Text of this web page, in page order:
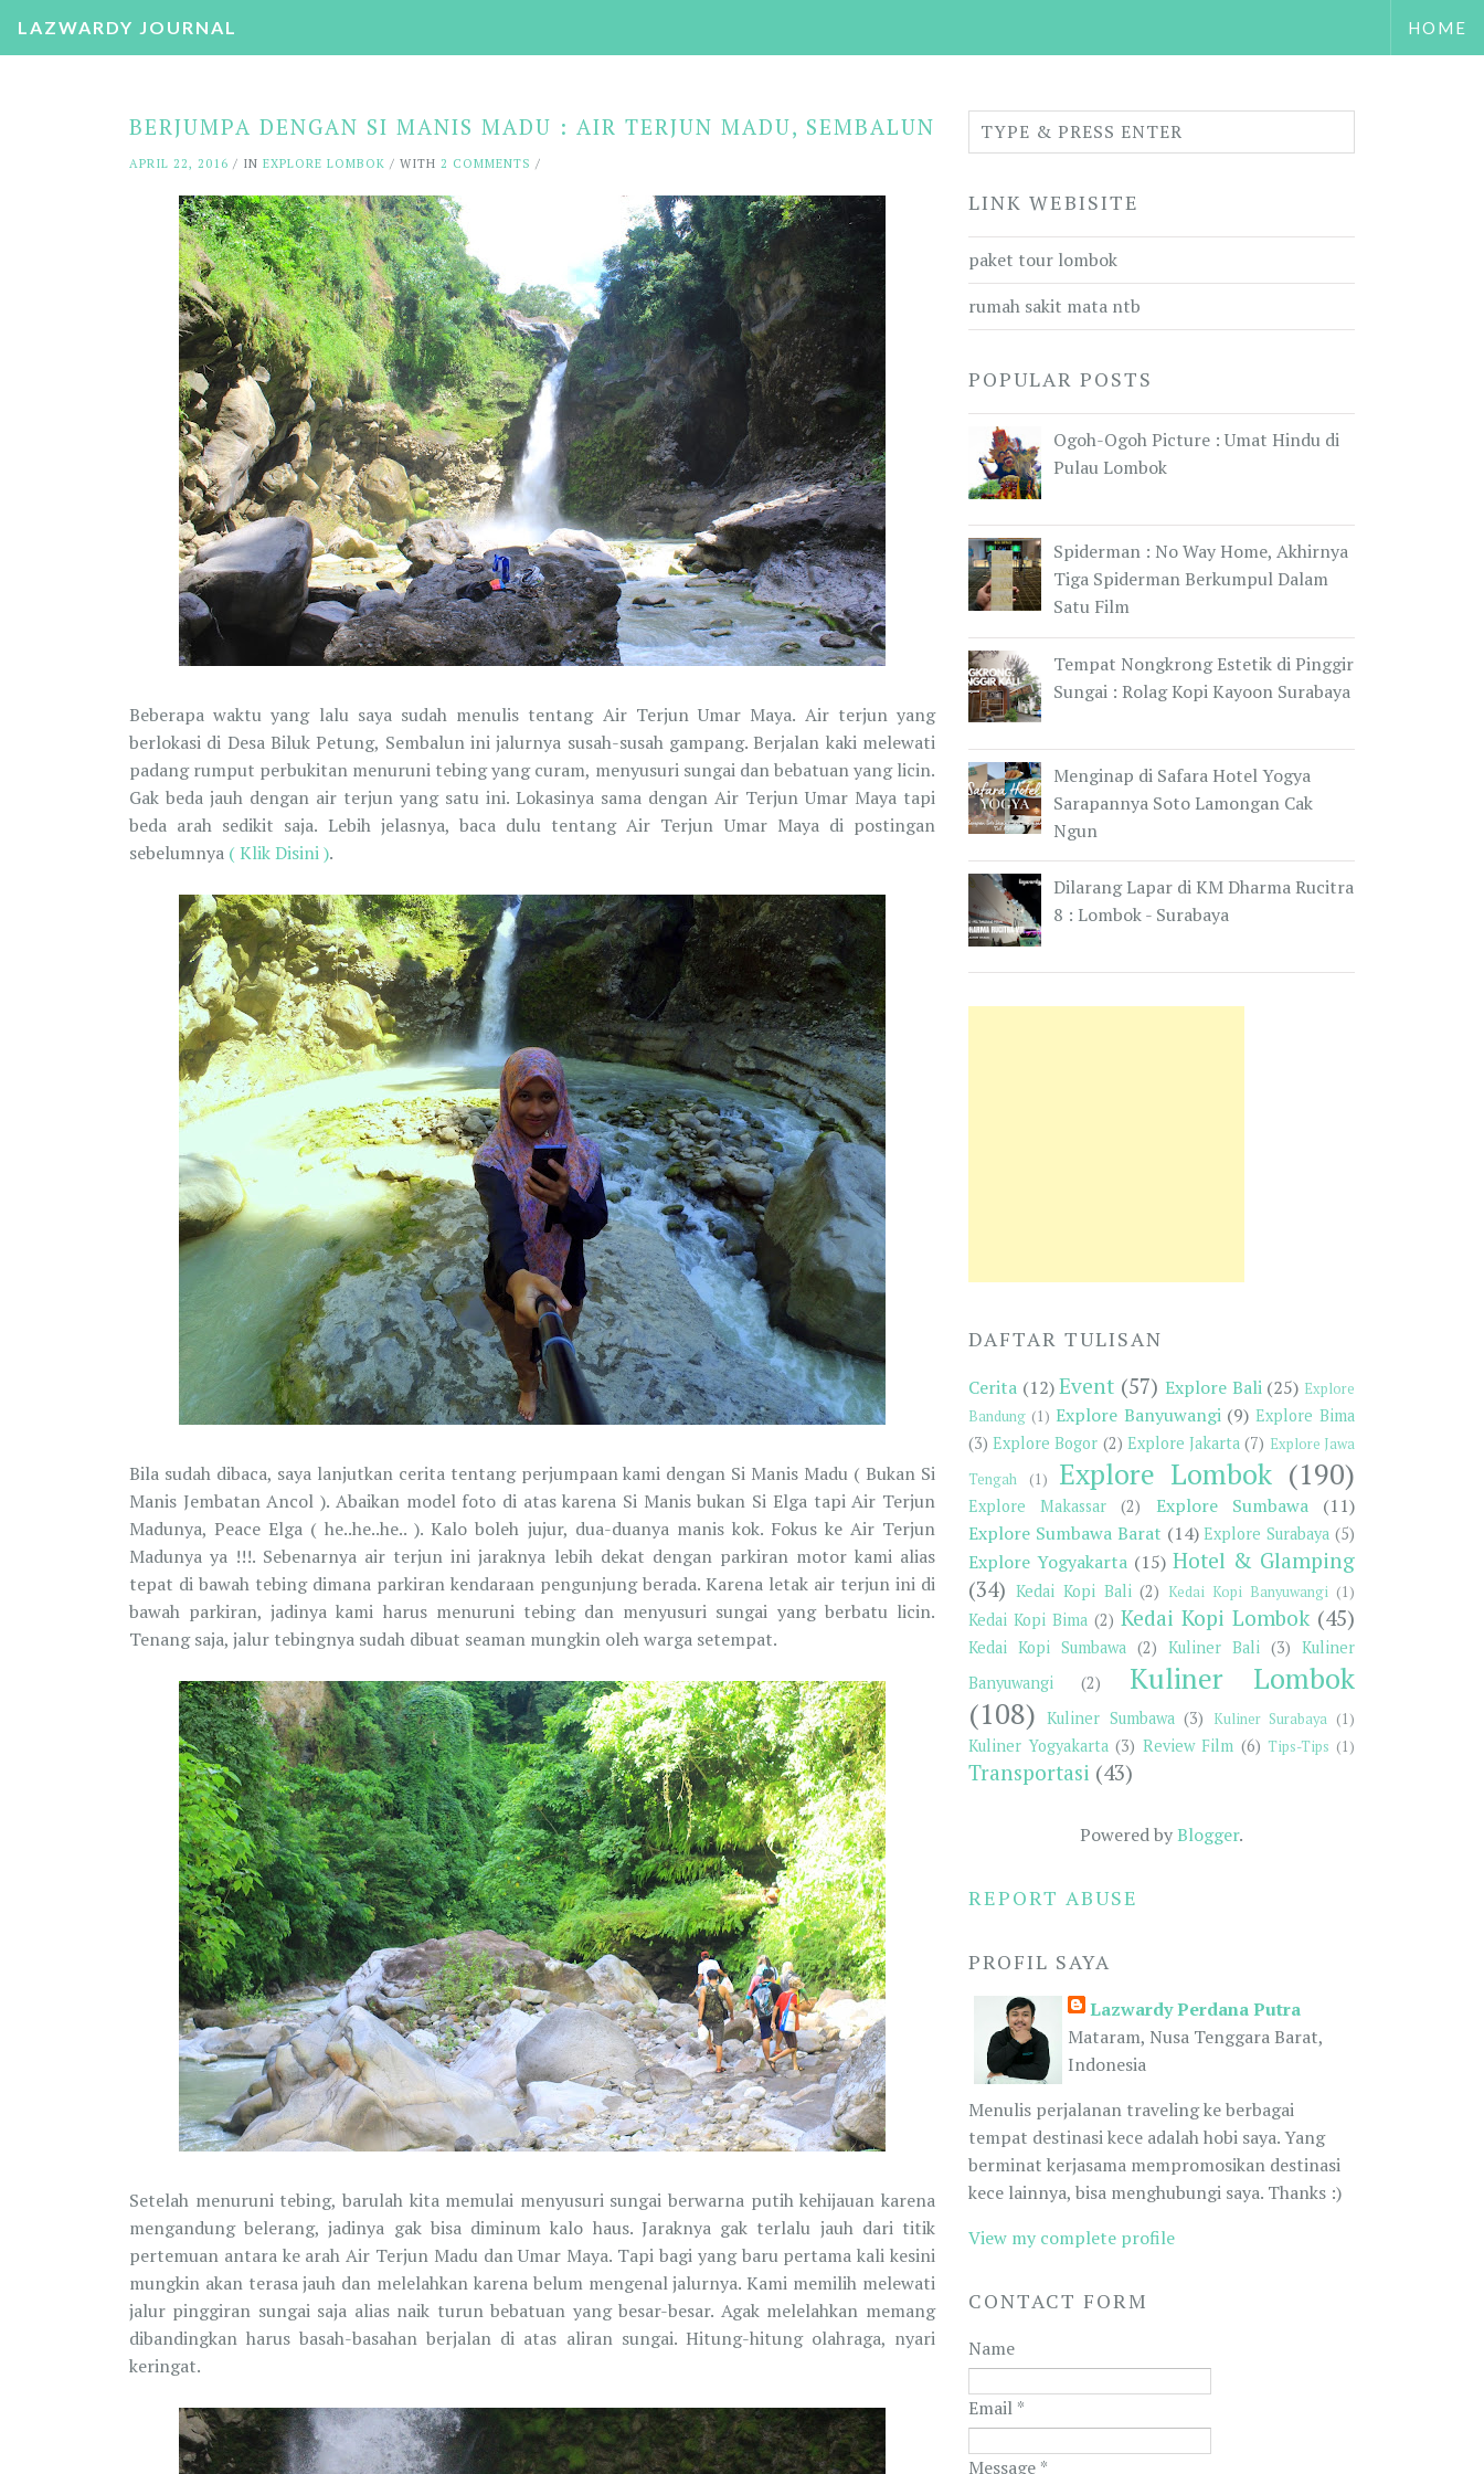
LAZWARDY JOURNAL HOME
BERJUMPA DENGAN SI MANIS MADU : AIR TERJUN MADU, SEMBALUN
APRIL 22, 2016 / IN EXPLORE LOMBOK / WITH 2 COMMENTS /
Beberapa waktu yang lalu saya sudah menulis tentang Air Terjun Umar Maya. Air terjun yang
berlokasi di Desa Biluk Petung, Sembalun ini jalurnya susah-susah gampang. Berjalan kaki melewati
padang rumput perbukitan menuruni tebing yang curam, menyusuri sungai dan bebatuan yang licin.
Gak beda jauh dengan air terjun yang satu ini. Lokasinya sama dengan Air Terjun Umar Maya tapi
beda arah sedikit saja. Lebih jelasnya, baca dulu tentang Air Terjun Umar Maya di postingan
sebelumnya ( Klik Disini ).
Bila sudah dibaca, saya lanjutkan cerita tentang perjumpaan kami dengan Si Manis Madu ( Bukan Si
Manis Jembatan Ancol ). Abaikan model foto di atas karena Si Manis bukan Si Elga tapi Air Terjun
Madunya, Peace Elga ( he..he..he.. ). Kalo boleh jujur, dua-duanya manis kok. Fokus ke Air Terjun
Madunya ya !!!. Sebenarnya air terjun ini jaraknya lebih dekat dengan parkiran motor kami alias
tepat di bawah tebing dimana parkiran kendaraan pengunjung berada. Karena letak air terjun ini di
bawah parkiran, jadinya kami harus menuruni tebing dan menyusuri sungai yang berbatu licin.
Tenang saja, jalur tebingnya sudah dibuat seaman mungkin oleh warga setempat.
Setelah menuruni tebing, barulah kita memulai menyusuri sungai berwarna putih kehijauan karena
mengandung belerang, jadinya gak bisa diminum kalo haus. Jaraknya gak terlalu jauh dari titik
pertemuan antara ke arah Air Terjun Madu dan Umar Maya. Tapi bagi yang baru pertama kali kesini
mungkin akan terasa jauh dan melelahkan karena belum mengenal jalurnya. Kami memilih melewati
jalur pinggiran sungai saja alias naik turun bebatuan yang besar-besar. Agak melelahkan memang
dibandingkan harus basah-basahan berjalan di atas aliran sungai. Hitung-hitung olahraga, nyari
keringat.
LINK WEBISITE
paket tour lombok
rumah sakit mata ntb
POPULAR POSTS
Ogoh-Ogoh Picture : Umat Hindu di
Pulau Lombok
Spiderman : No Way Home, Akhirnya
Tiga Spiderman Berkumpul Dalam
Satu Film
Tempat Nongkrong Estetik di Pinggir
Sungai : Rolag Kopi Kayoon Surabaya
Menginap di Safara Hotel Yogya
Sarapannya Soto Lamongan Cak
Ngun
Dilarang Lapar di KM Dharma Rucitra
8 : Lombok - Surabaya
DAFTAR TULISAN
Cerita (12) Event (57) Explore Bali (25) Explore
Bandung (1) Explore Banyuwangi (9) Explore Bima
(3) Explore Bogor (2) Explore Jakarta (7) Explore Jawa
Tengah
(1) Explore Lombok (190)
Explore Makassar (2) Explore Sumbawa
(11)
Explore Sumbawa Barat (14) Explore Surabaya (5)
Explore Yogyakarta (15) Hotel & Glamping
(34) Kedai Kopi Bali (2) Kedai Kopi Banyuwangi (1)
Kedai Kopi Bima (2) Kedai Kopi Lombok (45)
Kedai Kopi Sumbawa (2) Kuliner Bali (3) Kuliner
Banyuwangi
(2)
Kuliner Lombok
(108)
Kuliner Sumbawa (3) Kuliner Surabaya (1)
Kuliner Yogyakarta (3) Review Film (6) Tips-Tips (1)
Transportasi (43)
Powered byBlogger.
REPORT ABUSE
PROFIL SAYA
Lazwardy Perdana Putra
Mataram, Nusa Tenggara Barat,
Indonesia
Menulis perjalanan traveling ke berbagai
tempat destinasi kece adalah hobi saya. Yang
berminat kerjasama mempromosikan destinasi
kece lainnya, bisa menghubungi saya. Thanks :)
View my complete profile
CONTACT FORM
Name
Email *
Message *